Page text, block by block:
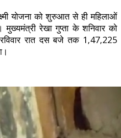
योजना को शुरुआत से ही महिलाओं
रेखा गुप्ता के शनिवार को
रात दस बजे तक 1,47,225